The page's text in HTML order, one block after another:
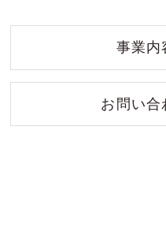
事業内
お問い合